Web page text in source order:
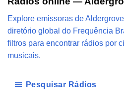
Explore emissoras de
diretório global do Frequência
filtros para encontrar rádios por
musicais.
Pesquisar Rádios